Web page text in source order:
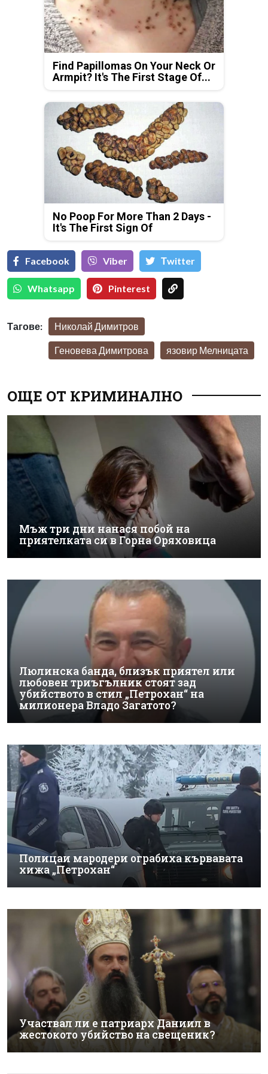
Find Papillomas On Your Neck Or
Armpit? It's The First Stage Of...
No Poop For More Than 2 Days -
It's The First Sign Of
Facebook Viber Тwitter
Whatsapp Pinterest
Тагове: Николай Димитров
Геновева Димитрова язовир Мелницата
ОЩЕ ОТ КРИМИНАЛНО
Мъж три дни нанася побой на
приятелката си в Горна Оряховица
Люлинска банда, близък приятел или
любовен триъгълник стоят зад
убийството в стил „Петрохан“ на
милионера Владо Загатото?
Полицаи мародери ограбиха кървавата
хижа „Петрохан“
Участвал ли е патриарх Даниил в
жестокото убийство на свещеник?